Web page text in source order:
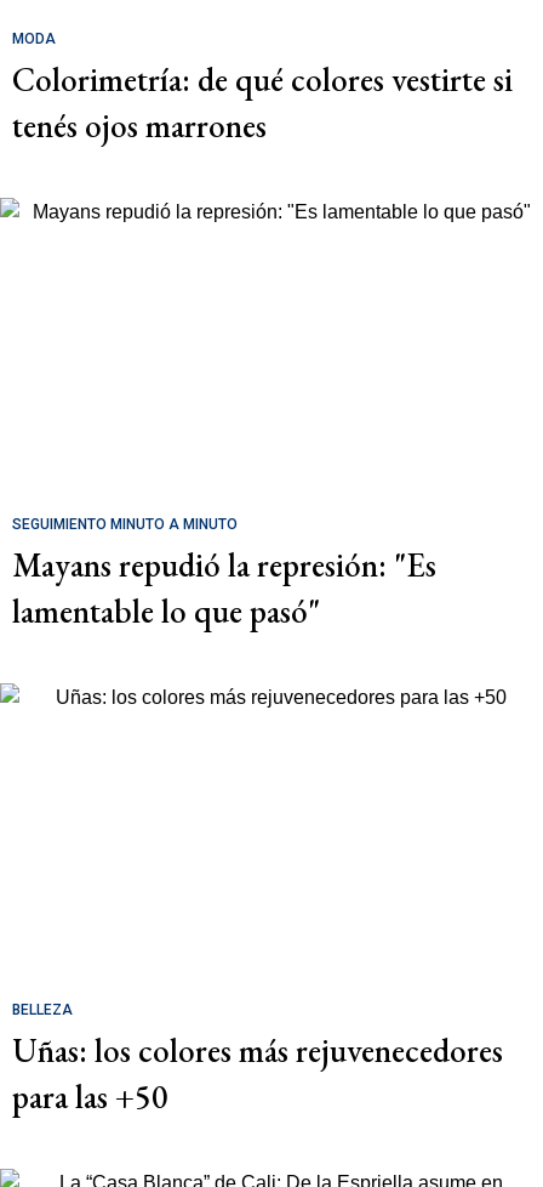
MODA
Colorimetría: de qué colores vestirte si
tenés ojos marrones
SEGUIMIENTO MINUTO A MINUTO
Mayans repudió la represión: "Es
lamentable lo que pasó"
BELLEZA
Uñas: los colores más rejuvenecedores
para las +50